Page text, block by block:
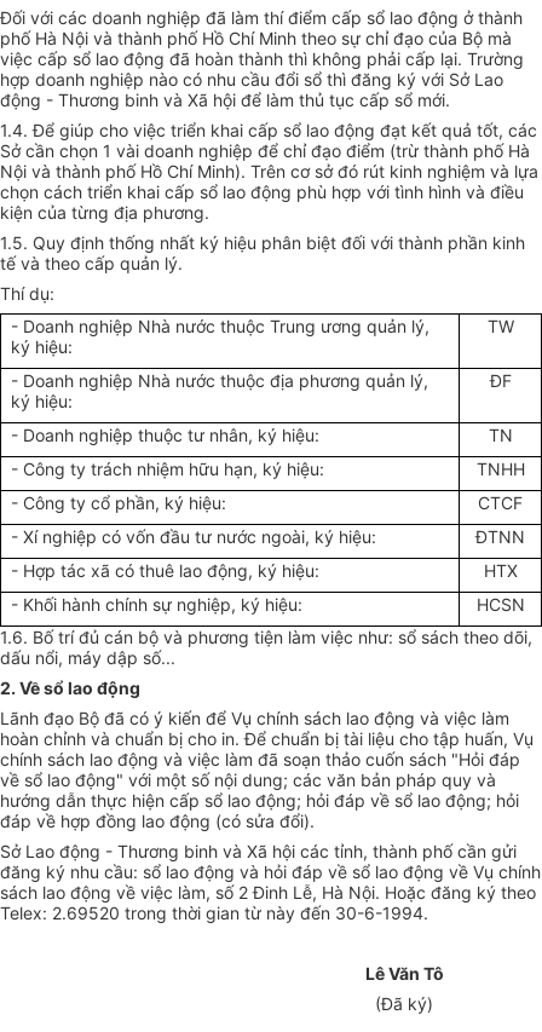
Đối với các doanh nghiệp đã làm thí điểm cấp sổ lao động ở thành
phố Hà Nội và thành phố Hồ Chí Minh theo sự chỉ đạo của Bộ mà
việc cấp sổ lao động đã hoàn thành thì không phải cấp lại. Trường
hợp doanh nghiệp nào có nhu cầu đổi sổ thì đăng ký với Sở Lao
động - Thương binh và Xã hội để làm thủ tục cấp sổ mới.
1.4. Để giúp cho việc triển khai cấp sổ lao động đạt kết quả tốt, các
Sở cần chọn 1 vài doanh nghiệp để chỉ đạo điểm (trừ thành phố Hà
Nội và thành phố Hồ Chí Minh). Trên cơ sở đó rút kinh nghiệm và lựa
chọn cách triển khai cấp sổ lao động phù hợp với tình hình và điều
kiện của từng địa phương.
1.5. Quy định thống nhất ký hiệu phân biệt đối với thành phần kinh
tế và theo cấp quản lý.
Thí dụ:
- Doanh nghiệp Nhà nước thuộc Trung ương quản lý,
ký hiệu:
TW
- Doanh nghiệp Nhà nước thuộc địa phương quản lý,
ký hiệu:
ĐF
- Doanh nghiệp thuộc tư nhân, ký hiệu:
TN
- Công ty trách nhiệm hữu hạn, ký hiệu:
TNHH
- Công ty cổ phần, ký hiệu:
CTCF
- Xí nghiệp có vốn đầu tư nước ngoài, ký hiệu:
ĐTNN
- Hợp tác xã có thuê lao động, ký hiệu:
HTX
- Khối hành chính sự nghiệp, ký hiệu:
HCSN
1.6. Bố trí đủ cán bộ và phương tiện làm việc như: sổ sách theo dõi,
dấu nổi, máy dập số...
2. Về sổ lao động
Lãnh đạo Bộ đã có ý kiến để Vụ chính sách lao động và việc làm
hoàn chỉnh và chuẩn bị cho in. Để chuẩn bị tài liệu cho tập huấn, Vụ
chính sách lao động và việc làm đã soạn thảo cuốn sách "Hỏi đáp
về sổ lao động" với một số nội dung; các văn bản pháp quy và
hướng dẫn thực hiện cấp sổ lao động; hỏi đáp về sổ lao động; hỏi
đáp về hợp đồng lao động (có sửa đổi).
Sở Lao động - Thương binh và Xã hội các tỉnh, thành phố cần gửi
đăng ký nhu cầu: sổ lao động và hỏi đáp về sổ lao động về Vụ chính
sách lao động về việc làm, số 2 Đinh Lễ, Hà Nội. Hoặc đăng ký theo
Telex: 2.69520 trong thời gian từ này đến 30-6-1994.
Lê Văn Tô
(Đã ký)